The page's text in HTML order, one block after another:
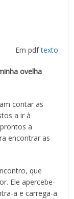
Em pdftexto
ovelha
contar as
a ir à
a
encontrar as
que
Ele apercebe-
a e carrega-a